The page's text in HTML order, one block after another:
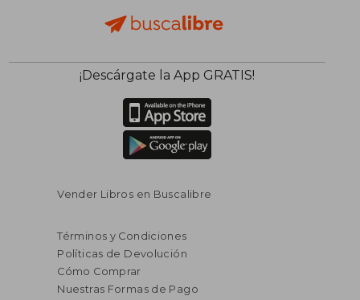
¡Descárgate la App GRATIS!
Vender Libros en Buscalibre
Términos y Condiciones
Políticas de Devolución
Cómo Comprar
Nuestras Formas de Pago